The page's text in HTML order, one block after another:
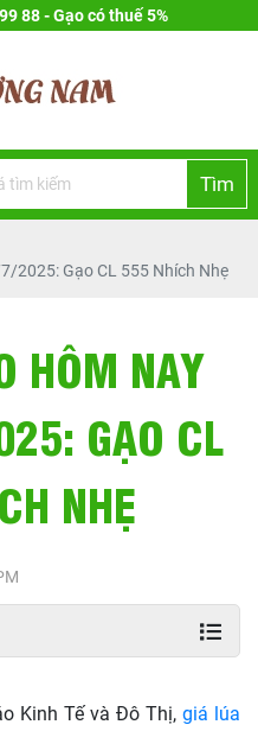
88 - Gạo có thuế 5%
Tìm
2025: Gạo CL 555 Nhích Nhẹ
HÔM NAY
GẠO CL
NHẸ
Kinh Tế và Đô Thị, giá lúa